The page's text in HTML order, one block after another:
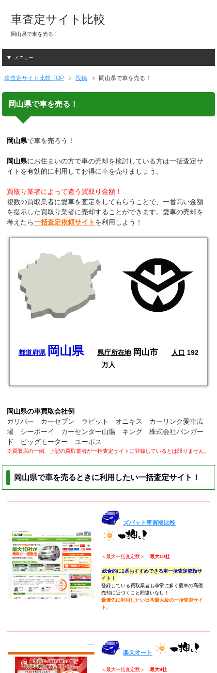
車査定サイト比較
岡山県で車を売る！
メニュー
車査定サイト比較 TOP 投稿 岡山県で車を売る！
岡山県で車を売る！
岡山県で車を売ろう！
岡山県にお住まいの方で車の売却を検討している方は一括査定サ
イトを有効的に利用してお得に車を売りましょう。
買取り業者によって違う買取り金額！
複数の買取業者に愛車を査定をしてもらうことで、一番高い金額
を提示した買取り業者に売却することができます。愛車の売却を
考えたら一括査定依頼サイトを利用しよう！
都道府県 岡山県 県庁所在地 岡山市 人口 192
万人
岡山県の車買取会社例
ガリバー カーセブン ラビット オニキス カーリンク愛車広
場 シーボーイ カーセンター山陽 キング 株式会社バンガー
ド ビッグモーター ユーポス
※買取店の一例。上記の買取業者が一括査定サイトに登録しているとは限りません。
岡山県で車を売るときに利用したい一括査定サイト！
ズバット車買取比較
＜最大一括査定数＞最大10社
総合的に1番おすすめできる車一括査定依頼サ
イト！
登録している買取業者も非常に多く愛車の高価
売却に近づくこと間違いなし！
最優先に利用したい日本最大級の一括査定サイ
ト。
楽天オート
＜最大一括査定数＞最大9社